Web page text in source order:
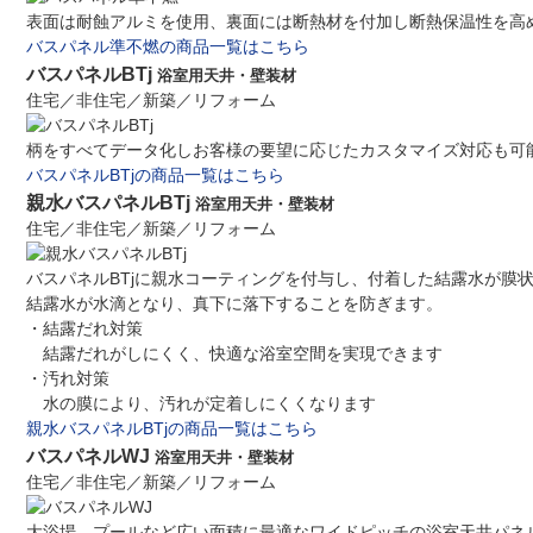
表面は耐蝕アルミを使用、裏面には断熱材を付加し断熱保温性を
バスパネル準不燃の商品一覧はこちら
バスパネルBTj 浴室用天井・壁装材
住宅／非住宅／新築／リフォーム
柄をすべてデータ化しお客様の要望に応じたカスタマイズ対応も
バスパネルBTjの商品一覧はこちら
親水バスパネルBTj 浴室用天井・壁装材
住宅／非住宅／新築／リフォーム
バスパネルBTjに親水コーティングを付与し、付着した結露水が膜
結露水が水滴となり、真下に落下することを防ぎます。
・結露だれ対策
結露だれがしにくく、快適な浴室空間を実現できます
・汚れ対策
水の膜により、汚れが定着しにくくなります
親水バスパネルBTjの商品一覧はこちら
バスパネルWJ 浴室用天井・壁装材
住宅／非住宅／新築／リフォーム